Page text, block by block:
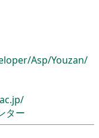
Asp/Youzan/
ター